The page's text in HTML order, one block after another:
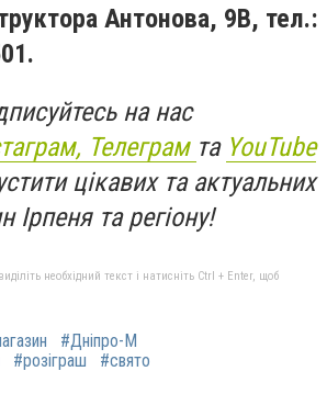
Антонова, 9В, тел.:
на нас
Телеграм та YouTube
цікавих та актуальних
Ірпеня та регіону!
необхідний текст і натисніть Ctrl + Enter, щоб
#Дніпро-М
#розіграш #свято